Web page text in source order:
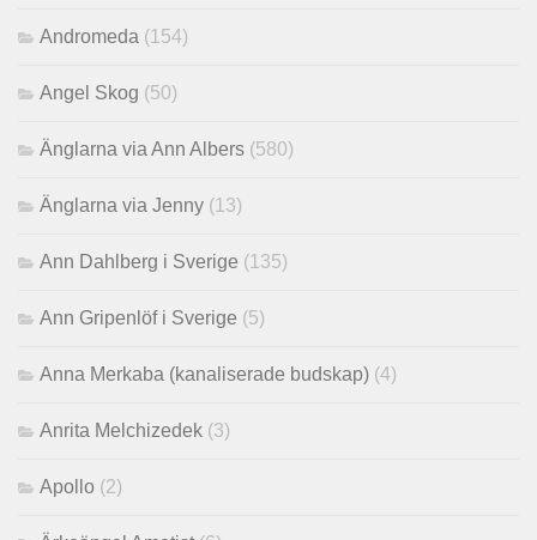
Andromeda (154)
Angel Skog (50)
Änglarna via Ann Albers (580)
Änglarna via Jenny (13)
Ann Dahlberg i Sverige (135)
Ann Gripenlöf i Sverige (5)
Anna Merkaba (kanaliserade budskap) (4)
Anrita Melchizedek (3)
Apollo (2)